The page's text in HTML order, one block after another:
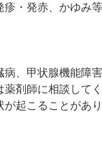
疹・発赤、かゆみ
状腺機能障害 2
剤師に相談して
が起こることがあ